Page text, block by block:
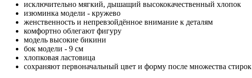
исключительно мягкий, дышащий высококачественный хлопок
изюминка модели - кружево
женственность и непревзойдённое внимание к деталям
комфортно облегают фигуру
модель высокие бикини
бок модели - 9 см
хлопковая ластовица
сохраняют первоначальный цвет и форму после множества стирок